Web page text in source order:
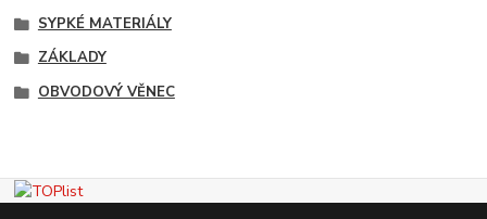
SYPKÉ MATERIÁLY
ZÁKLADY
OBVODOVÝ VĚNEC